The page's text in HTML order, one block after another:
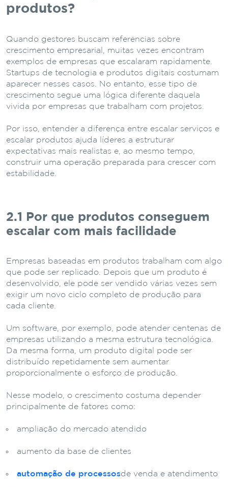
produtos?
Quando gestores buscam referências sobre
crescimento empresarial, muitas vezes encontram
exemplos de empresas que escalaram rapidamente.
Startups de tecnologia e produtos digitais costumam
aparecer nesses casos. No entanto, esse tipo de
crescimento segue uma lógica diferente daquela
vivida por empresas que trabalham com projetos.
Por isso, entender a diferença entre escalar serviços e
escalar produtos ajuda líderes a estruturar
expectativas mais realistas e, ao mesmo tempo,
construir uma operação preparada para crescer com
estabilidade.
2.1 Por que produtos conseguem
escalar com mais facilidade
Empresas baseadas em produtos trabalham com algo
que pode ser replicado. Depois que um produto é
desenvolvido, ele pode ser vendido várias vezes sem
exigir um novo ciclo completo de produção para
cada cliente.
Um software, por exemplo, pode atender centenas de
empresas utilizando a mesma estrutura tecnológica.
Da mesma forma, um produto digital pode ser
distribuído repetidamente sem aumentar
proporcionalmente o esforço de produção.
Nesse modelo, o crescimento costuma depender
principalmente de fatores como:
ampliação do mercado atendido
aumento da base de clientes
automação de processosde venda e atendimento